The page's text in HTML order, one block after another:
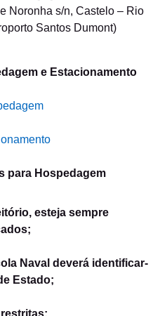
Noronha s/n, Castelo – Rio
Santos Dumont)
e Estacionamento
para Hospedagem
esteja sempre
Naval deverá identificar-
Estado;